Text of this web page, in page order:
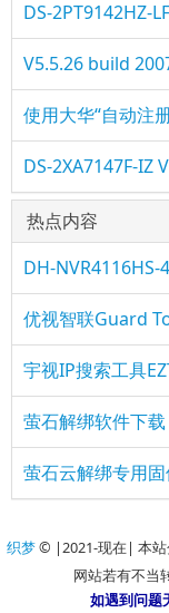
DS-2PT9142HZ-
V5.5.26 build
使用大华“自动注
DS-2XA7147F-IZ
热点内容
DH-NVR4116HS-
优视智联Guard
宇视IP搜索工具
萤石解绑软件下
萤石云解绑专用
织梦© |2021-现在| 本站
网站若有不当
如遇到问题